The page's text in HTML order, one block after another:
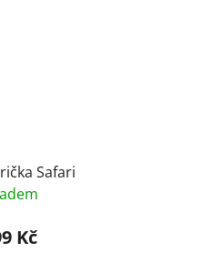
Safari
Kč